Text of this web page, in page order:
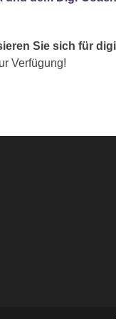
Sie sich für
Verfügung!